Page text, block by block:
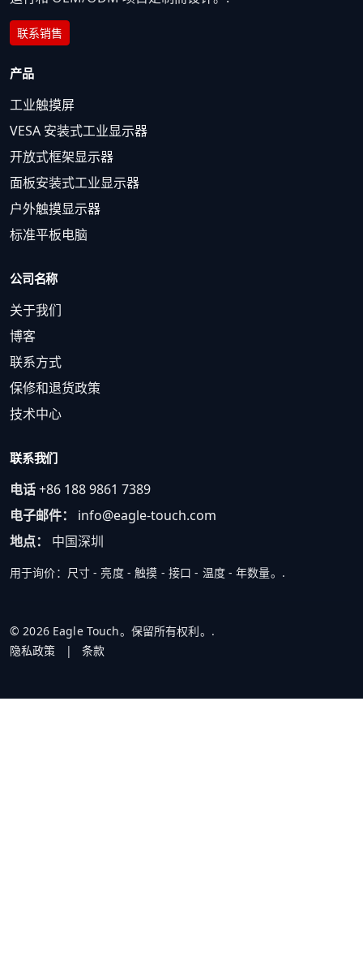
联系销售
产品
工业触摸屏
VESA 安装式工业显示器
开放式框架显示器
面板安装式工业显示器
户外触摸显示器
标准平板电脑
公司名称
关于我们
博客
联系方式
保修和退货政策
技术中心
联系我们
电话+86 188 9861 7389
电子邮件：
info@eagle-touch.com
地点：
中国深圳
用于询价：尺寸 - 亮度 - 触摸 - 接口 - 温度 - 年数量。.
© 2026 Eagle Touch。保留所有权利。.
隐私政策
| 条款